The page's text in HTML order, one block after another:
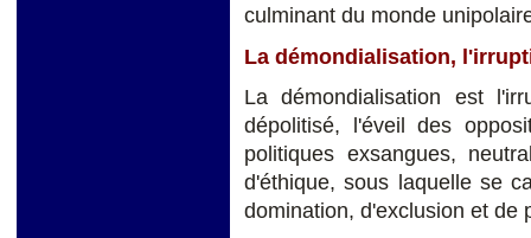
culminant du monde
La démondialisation,
La démondialisation est
dépolitisé, l'éveil des
politiques exsangues,
d'éthique, sous laquelle se
domination, d'exclusion et de